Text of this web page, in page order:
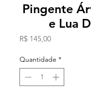
Pingente
e Lua
R$ 145,00Preço
Quantidade *